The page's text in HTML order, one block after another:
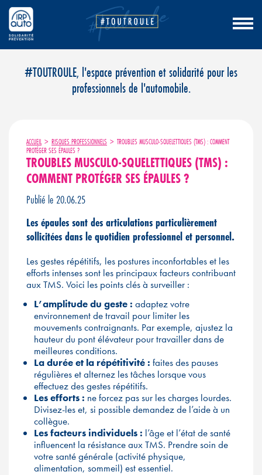
#TOUTROULE, l'espace prévention et solidarité pour les
professionnels de l'automobile.
ACCUEIL > RISQUES PROFESSIONNELS > TROUBLES MUSCULO-SQUELETTIQUES (TMS) : COMMENT
PROTÉGER SES ÉPAULES ?
TROUBLES MUSCULO-SQUELETTIQUES (TMS) :
COMMENT PROTÉGER SES ÉPAULES ?
Publié le 20.06.25
Les épaules sont des articulations particulièrement
sollicitées dans le quotidien professionnel et personnel.
Les gestes répétitifs, les postures inconfortables et les
efforts intenses sont les principaux facteurs contribuant
aux TMS. Voici les points clés à surveiller :
L’amplitude du geste : adaptez votre
environnement de travail pour limiter les
mouvements contraignants. Par exemple, ajustez la
hauteur du pont élévateur pour travailler dans de
meilleures conditions.
La durée et la répétitivité : faites des pauses
régulières et alternez les tâches lorsque vous
effectuez des gestes répétitifs.
Les efforts : ne forcez pas sur les charges lourdes.
Divisez-les et, si possible demandez de l’aide à un
collègue.
Les facteurs individuels : l’âge et l’état de santé
influencent la résistance aux TMS. Prendre soin de
votre santé générale (activité physique,
alimentation, sommeil) est essentiel.